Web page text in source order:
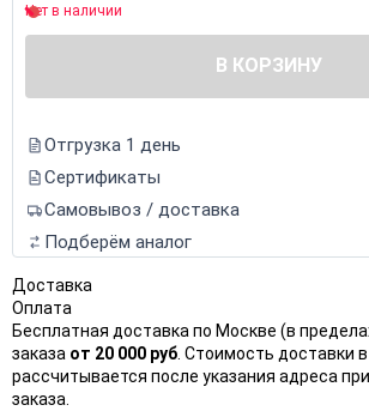
Нет в наличии
В КОРЗИНУ
Отгрузка 1 день
Сертификаты
Самовывоз / доставка
Подберём аналог
Доставка
Оплата
Бесплатная доставка по Москве (в
заказа от 20 000 руб . Стоимость доставки
рассчитывается после указания адреса
заказа.